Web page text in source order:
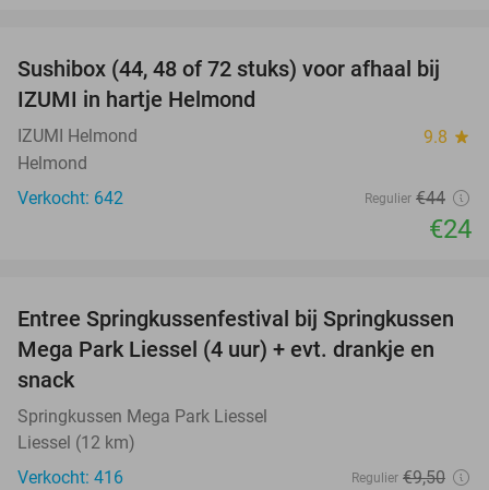
45%
Sushibox (44, 48 of 72 stuks) voor afhaal bij
IZUMI in hartje Helmond
IZUMI Helmond 9.8 star
Helmond
Verkocht: 642
Regulier €44
€24
53%
Entree Springkussenfestival bij Springkussen
Mega Park Liessel (4 uur) + evt. drankje en
snack
Springkussen Mega Park Liessel
Liessel (12 km)
Verkocht: 416
Regulier €9,50